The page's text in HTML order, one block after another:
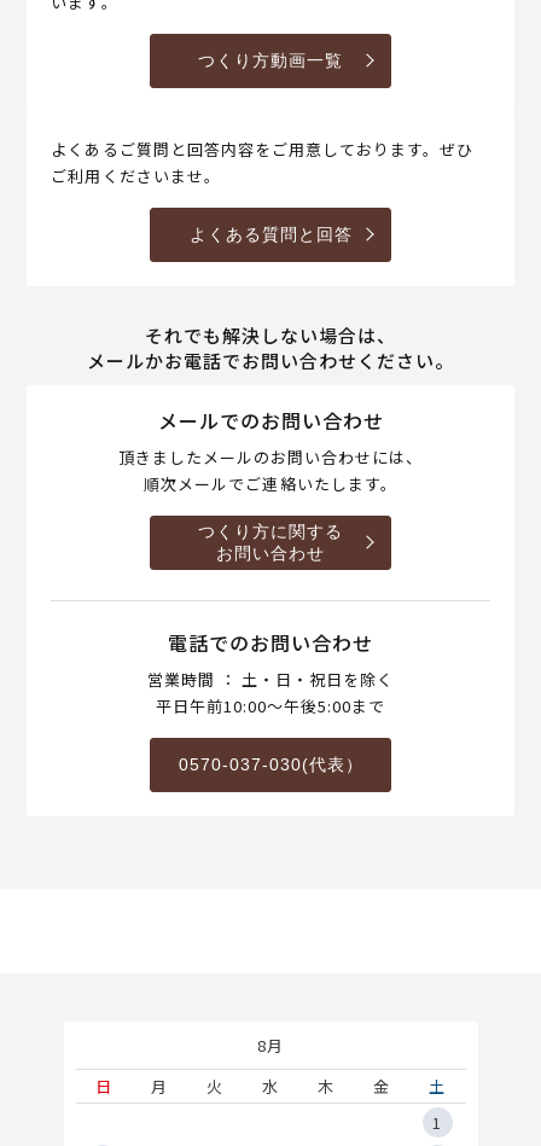
つくり方動画一覧
よくあるご質問と回答内容をご用意しております。ぜひ
ご利用くださいませ。
よくある質問と回答
それでも解決しない場合は、
メールかお電話でお問い合わせください。
メールでのお問い合わせ
頂きましたメールのお問い合わせには、
順次メールでご連絡いたします。
つくり方に関する
お問い合わせ
電話でのお問い合わせ
営業時間 ： 土・日・祝日を除く
平日午前10:00～午後5:00まで
0570-037-030(代表）
8月
日
月 火 水 木 金
土
1